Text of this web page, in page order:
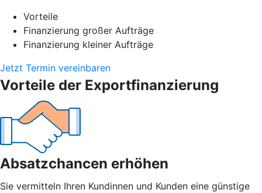
Vorteile
Finanzierung großer Aufträge
Finanzierung kleiner Aufträge
Jetzt Termin vereinbaren
Vorteile der Exportfinanzierung
Absatzchancen erhöhen
Sie vermitteln Ihren Kundinnen und Kunden eine günstige